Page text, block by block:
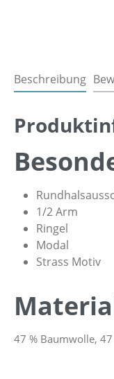
Beschreibung
1/2 Arm
Ringel
Modal
Strass Motiv
47 % Baumwolle,